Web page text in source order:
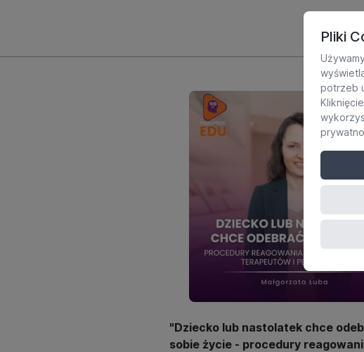
"Dziecko lub nastolatek chce
sobie życie - procedury
Pliki
potrzeb